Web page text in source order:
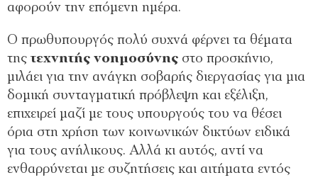
αφορούν την επόμενη ημέρα.
Ο πρωθυπουργός πολύ συχνά φέρνει τα θέματα
της τεχνητής νοημοσύνης στο προσκήνιο,
μιλάει για την ανάγκη σοβαρής διεργασίας για μια
δομική συνταγματική πρόβλεψη και εξέλιξη,
επιχειρεί μαζί με τους υπουργούς του να θέσει
όρια στη χρήση των κοινωνικών δικτύων ειδικά
για τους ανήλικους. Αλλά κι αυτός, αντί να
ενθαρρύνεται με συζητήσεις και αιτήματα εντός